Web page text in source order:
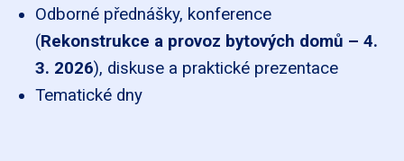
Odborné přednášky, konference
(Rekonstrukce a provoz bytových domů – 4.
3. 2026), diskuse a praktické prezentace
Tematické dny